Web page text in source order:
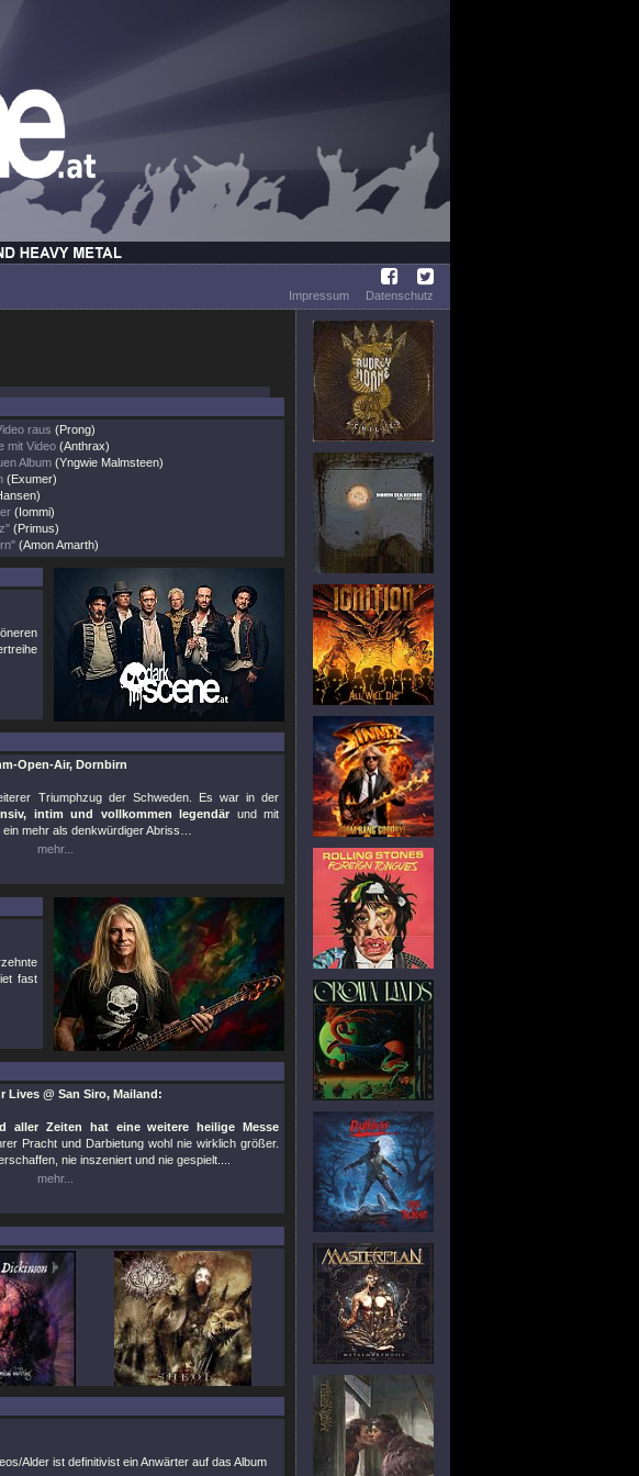
Impressum
Datenschutz
raus (Prong)
mit Video (Anthrax)
Album (Yngwie Malmsteen)
(Exumer)
(Iommi)
(Primus)
(Amon Amarth)
Open-Air, Dornbirn
Triumphzug der Schweden. Es war in der
intim und vollkommen legendär und mit
mehr als denkwürdiger Abriss…
mehr...
fast
Lives @ San Siro, Mailand:
aller Zeiten hat eine weitere heilige Messe
Pracht und Darbietung wohl nie wirklich größer.
nie inszeniert und nie gespielt....
mehr...
Alder ist definitivist ein Anwärter auf das Album